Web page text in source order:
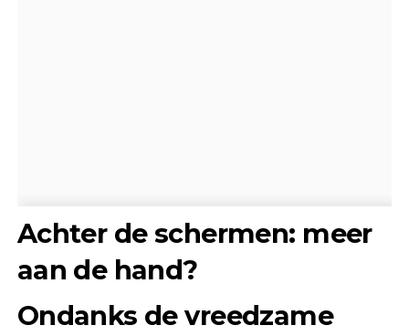
Achter de schermen: meer
aan de hand?
Ondanks de vreedzame